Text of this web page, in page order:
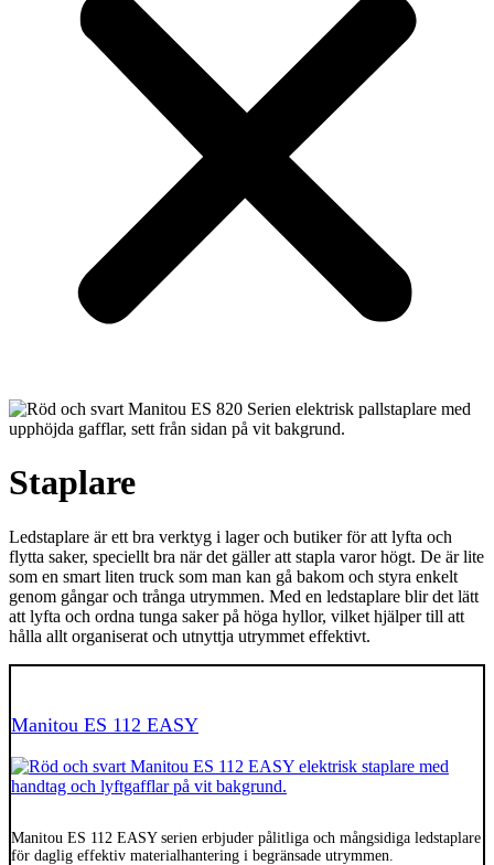
Staplare
Ledstaplare är ett bra verktyg i lager och butiker för att lyfta och
flytta saker, speciellt bra när det gäller att stapla varor högt. De är lite
som en smart liten truck som man kan gå bakom och styra enkelt
genom gångar och trånga utrymmen. Med en ledstaplare blir det lätt
att lyfta och ordna tunga saker på höga hyllor, vilket hjälper till att
hålla allt organiserat och utnyttja utrymmet effektivt.
Manitou ES 112 EASY
Manitou ES 112 EASY serien erbjuder pålitliga och mångsidiga ledstaplare
för daglig effektiv materialhantering i begränsade utrymmen.